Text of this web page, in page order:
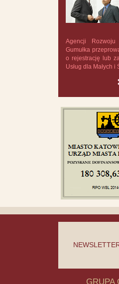
Agencji Rozwoju
Gumułka
o rejestrację lub
Usług dla Małych
GRUPA